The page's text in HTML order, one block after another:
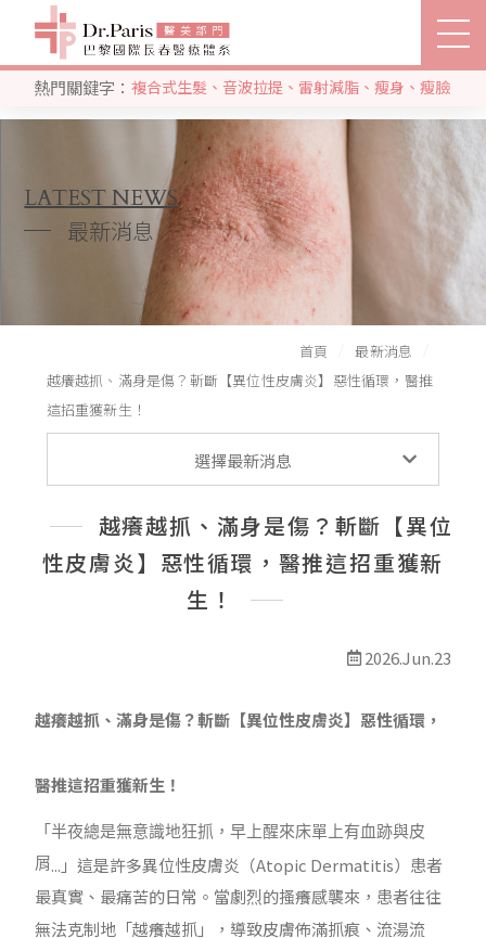
立即搜尋
SEARCH
推薦分院
服務項目
客戶分享
最新消息
線上預約
熱門關鍵字：複合式生髮 、音波拉提 、 雷射減脂 、瘦身 、瘦臉
LATEST NEWS
最新消息
首頁
最新消息
越癢越抓、滿身是傷？斬斷【異位性皮膚炎】惡性循環，醫推
這招重獲新生！
選擇最新消息
越癢越抓、滿身是傷？斬斷【異位
性皮膚炎】惡性循環，醫推這招重獲新
生！
2026.Jun.23
越癢越抓、滿身是傷？斬斷【異位性皮膚炎】惡性循環，
醫推這招重獲新生！
「半夜總是無意識地狂抓，早上醒來床單上有血跡與皮
屑... 」這是許多異位性皮膚炎（Atopic Dermatitis）患者
最真實、最痛苦的日常。當劇烈的搔癢感襲來，患者往往
無法克制地「越癢越抓」，導致皮膚佈滿抓痕、流湯流